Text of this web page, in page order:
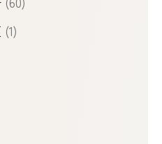
(1)